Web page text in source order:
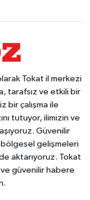
Tokat il merkezi
tarafsız ve etkili bir
bir çalışma ile
tutuyor, ilimizin ve
Güvenilir
gelişmeleri
aktarıyoruz. Tokat
güvenilir habere